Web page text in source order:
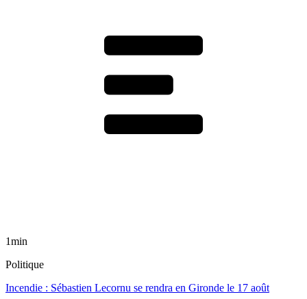
1min
Politique
Incendie : Sébastien Lecornu se rendra en Gironde le 17 août